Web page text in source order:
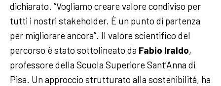
dichiarato. “Vogliamo creare valore condiviso per
tutti i nostri stakeholder. È un punto di partenza
per migliorare ancora”. Il valore scientifico del
percorso è stato sottolineato da Fabio Iraldo,
professore della Scuola Superiore Sant’Anna di
Pisa. Un approccio strutturato alla sostenibilità, ha